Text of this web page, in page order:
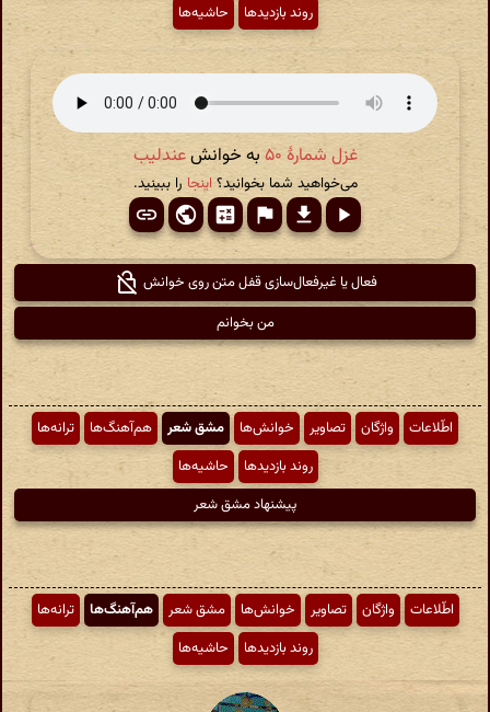
روند بازدیدها
حاشیه‌ها
غزل شمارهٔ ۵۰ به خوانشعندلیب
می‌خواهید شما بخوانید؟اینجا را ببینید.
فعال یا غیرفعال‌سازی قفل متن روی خوانش
من بخوانم
اطّلاعات واژگان تصاویر خوانش‌ها مشق شعر هم‌آهنگ‌ها
ترانه‌ها
روند بازدیدها
حاشیه‌ها
پیشنهاد مشق شعر
اطّلاعات واژگان تصاویر خوانش‌ها مشق شعر هم‌آهنگ‌ها
ترانه‌ها
روند بازدیدها
حاشیه‌ها